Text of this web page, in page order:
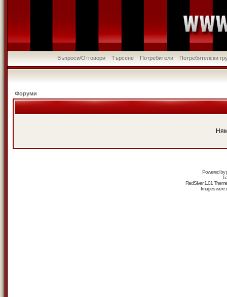
Въпроси/Отговори Търсене Потребители Потребителски
Форуми
Powered by
RedSilver 1.01
Images were